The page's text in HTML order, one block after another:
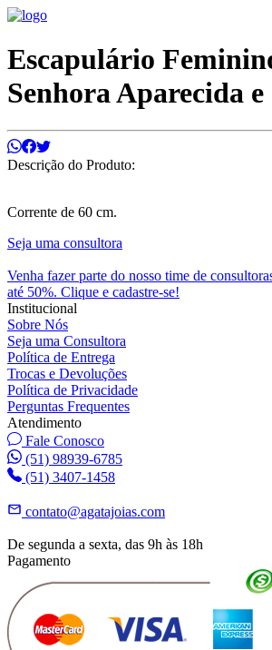
Escapulário
Senhora Aparecida
Descrição do Produto:
Corrente de 60 cm.
Seja uma consultora
Venha fazer parte do nosso time de
até 50%. Clique e cadastre-se!
Institucional
Sobre Nós
Seja uma Consultora
Política de Entrega
Trocas e Devoluções
Política de Privacidade
Perguntas Frequentes
Atendimento
Fale Conosco
(51) 98939-6785
(51) 3407-1458
contato@agatajoias.com
De segunda a sexta, das 9h às 18h
Pagamento